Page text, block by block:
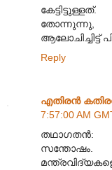
തോന്നുന്നു,
ആലോചിച്ചിട്ട്
Reply
എതിരന്‍
7:57:00 AM
തഥാഗതന്‍:
സന്തോഷം.